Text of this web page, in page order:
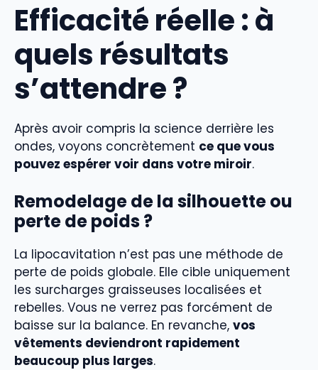
Efficacité réelle : à
quels résultats
s’attendre ?
Après avoir compris la science derrière les
ondes, voyons concrètement ce que vous
pouvez espérer voir dans votre miroir.
Remodelage de la silhouette ou
perte de poids ?
La lipocavitation n’est pas une méthode de
perte de poids globale. Elle cible uniquement
les surcharges graisseuses localisées et
rebelles. Vous ne verrez pas forcément de
baisse sur la balance. En revanche, vos
vêtements deviendront rapidement
beaucoup plus larges.